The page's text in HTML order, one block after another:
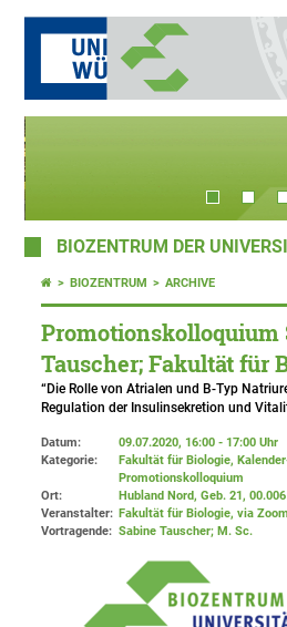
BIOZENTRUM DER
BIOZENTRUM ARCHIVE
Promotionskolloquium
Tauscher; Fakultät für
“Die Rolle von Atrialen und B-Typ
Regulation der Insulinsekretion und
Datum:
09.07.2020, 16:00 - 17:00 Uhr
Kategorie:
Fakultät für Biologie,
Promotionskolloquium
Ort:
Hubland Nord, Geb. 21, 00.006
Veranstalter: Fakultät für Biologie, via Zoom
Vortragende: Sabine Tauscher; M. Sc.